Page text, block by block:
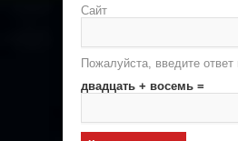
Сайт
Пожалуйста, введите
двадцать + восемь =